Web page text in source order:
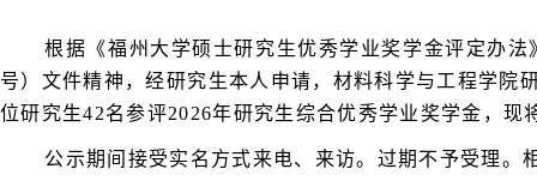
根据 《福州大学硕士研究生优秀学业奖学金评定办法
号） 文件精神，经研究生本人申请，材料科学与工程学院
位研究生42名参评2026年研究生综合优秀学业奖学金 ，现
公示期间接受实名方式来电、来访。过期不予受理。